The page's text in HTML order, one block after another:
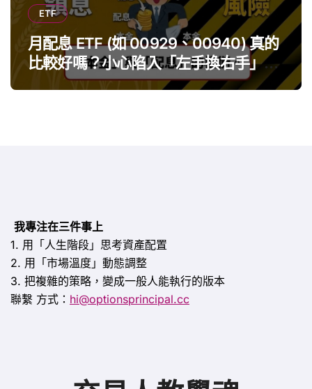
ETF
月配息 ETF (如 00929、00940) 真的
比較好嗎？小心陷入「左手換右手」迷
我專注在三件事上
1. 用「人生階段」思考資產配置
2. 用「市場溫度」動態調整
3. 把複雜的策略，變成一般人能執行的版本
聯繫 方式： hi@optionsprincipal.cc